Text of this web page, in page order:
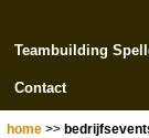
Teambuilding
Contact
home >>